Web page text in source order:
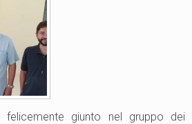
giunto nel gruppo dei